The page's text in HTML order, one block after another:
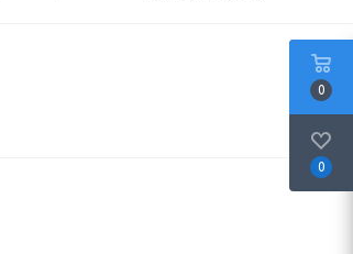
0
0